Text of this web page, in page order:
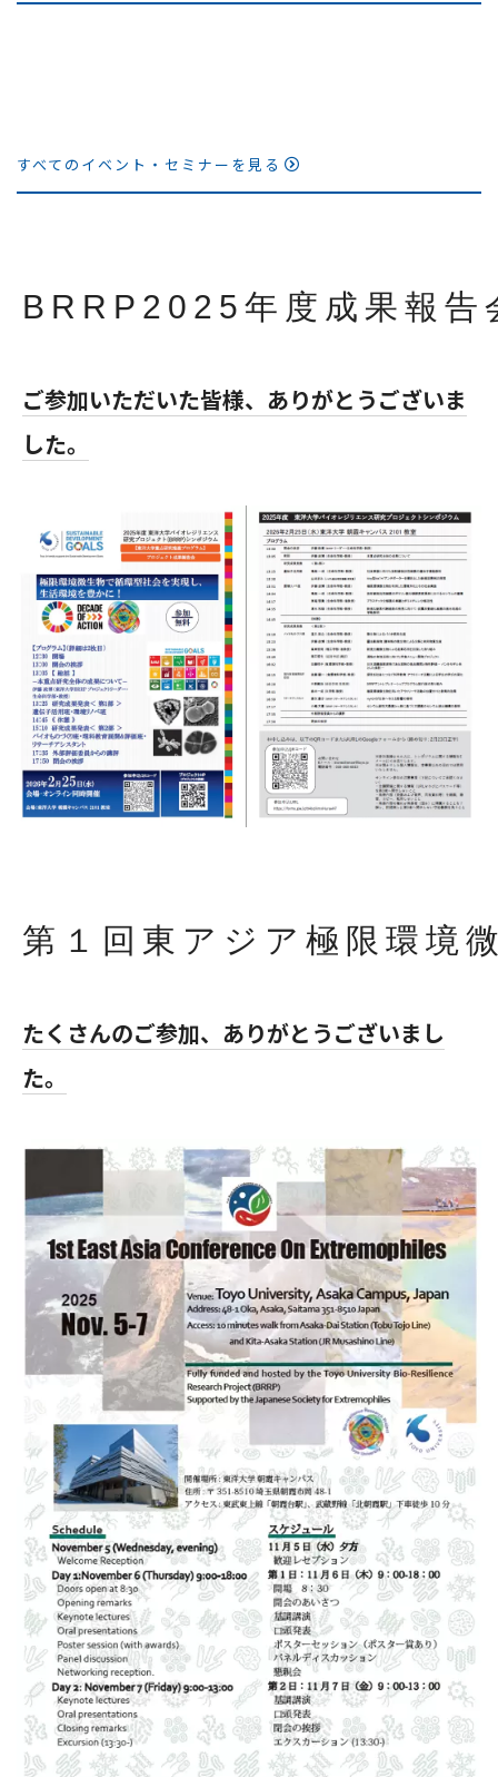
すべてのイベント・セミナーを見る
BRRP2025年度成果報告
ご参加いただいた皆様、ありがとうございま
した。
第１回東アジア極限環境
たくさんのご参加、ありがとうございまし
た。